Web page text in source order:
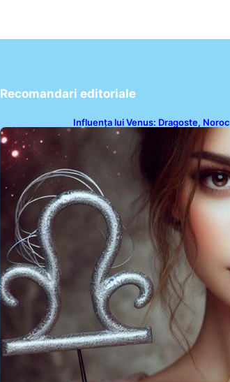
Recomandari editoriale
Influența lui Venus: Dragoste, Noroc
și Oportunități pentru Tauri și Balanțe
în Weekendul 8-9 August